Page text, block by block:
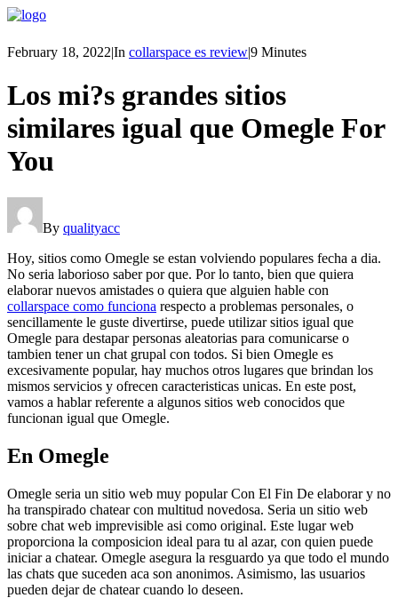
February 18, 2022|In collarspace es review|9 Minutes
Los mi?s grandes sitios
similares igual que Omegle For
You
By qualityacc
Hoy, sitios como Omegle se estan volviendo populares fecha a dia.
No seri­a laborioso saber por que. Por lo tanto, bien que quiera
elaborar nuevos amistades o quiera que alguien hable con
collarspace como funciona respecto a problemas personales, o
sencillamente le guste divertirse, puede utilizar sitios igual que
Omegle para destapar personas aleatorias para comunicarse o
tambien tener un chat grupal con todos. Si bien Omegle es
excesivamente popular, hay muchos otros lugares que brindan los
mismos servicios y ofrecen caracteristicas unicas. En este post,
vamos a hablar referente a algunos sitios web conocidos que
funcionan igual que Omegle.
En Omegle
Omegle seri­a un sitio web muy popular Con El Fin De elaborar y no
ha transpirado chatear con multitud novedosa. Seri­a un sitio web
sobre chat web imprevisible asi­ como original. Este lugar web
proporciona la composicion ideal para tu al azar, con quien puede
iniciar a chatear. Omegle asegura la resguardo ya que todo el mundo
las chats que suceden aca son anonimos. Asimismo, las usuarios
pueden dejar de chatear cuando lo deseen.